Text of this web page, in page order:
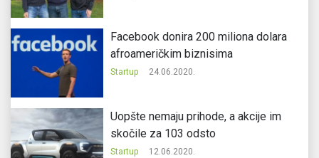
Facebook donira 200 miliona dolara
afroameričkim biznisima
Startup 24.06.2020.
Uopšte nemaju prihode, a akcije im
skočile za 103 odsto
Startup 12.06.2020.